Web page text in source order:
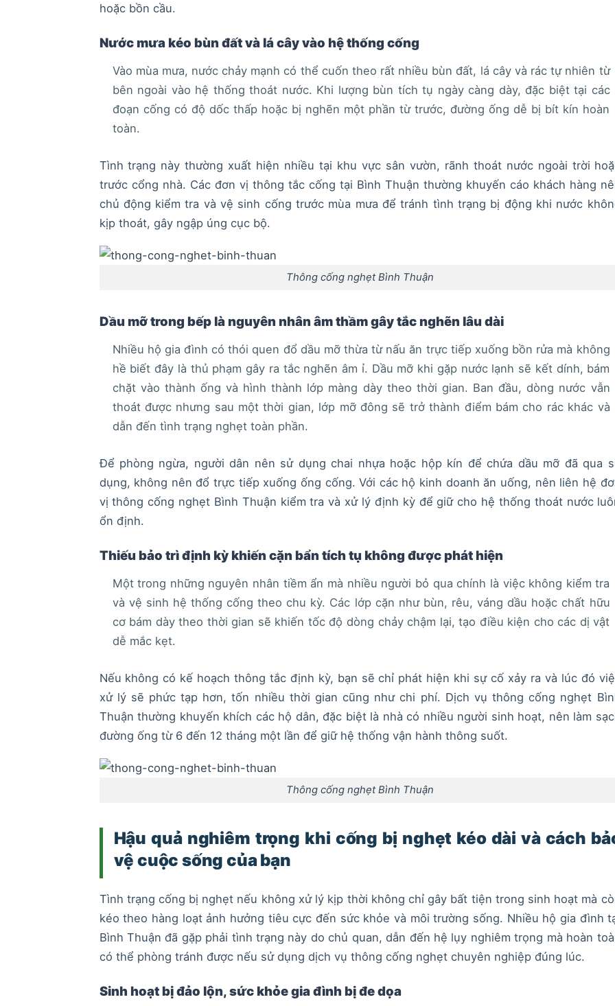
hoặc bồn cầu.
Nước mưa kéo bùn đất và lá cây vào hệ thống cống
Vào mùa mưa, nước chảy mạnh có thể cuốn theo rất nhiều bùn đất, lá cây và rác tự nhiên từ
bên ngoài vào hệ thống thoát nước. Khi lượng bùn tích tụ ngày càng dày, đặc biệt tại các
đoạn cống có độ dốc thấp hoặc bị nghẽn một phần từ trước, đường ống dễ bị bít kín hoàn
toàn.
Tình trạng này thường xuất hiện nhiều tại khu vực sân vườn, rãnh thoát nước ngoài trời
trước cổng nhà. Các đơn vị thông tắc cống tại Bình Thuận thường khuyến cáo khách hàng
chủ động kiểm tra và vệ sinh cống trước mùa mưa để tránh tình trạng bị động khi nước
kịp thoát, gây ngập úng cục bộ.
Thông cống nghẹt Bình Thuận
Dầu mỡ trong bếp là nguyên nhân âm thầm gây tắc nghẽn lâu dài
Nhiều hộ gia đình có thói quen đổ dầu mỡ thừa từ nấu ăn trực tiếp xuống bồn rửa mà không
hề biết đây là thủ phạm gây ra tắc nghẽn âm ỉ. Dầu mỡ khi gặp nước lạnh sẽ kết dính, bám
chặt vào thành ống và hình thành lớp màng dày theo thời gian. Ban đầu, dòng nước vẫn
thoát được nhưng sau một thời gian, lớp mỡ đông sẽ trở thành điểm bám cho rác khác và
dẫn đến tình trạng nghẹt toàn phần.
Để phòng ngừa, người dân nên sử dụng chai nhựa hoặc hộp kín để chứa dầu mỡ đã qua
dụng, không nên đổ trực tiếp xuống ống cống. Với các hộ kinh doanh ăn uống, nên liên hệ
vị thông cống nghẹt Bình Thuận kiểm tra và xử lý định kỳ để giữ cho hệ thống thoát nước
ổn định.
Thiếu bảo trì định kỳ khiến cặn bẩn tích tụ không được phát hiện
Một trong những nguyên nhân tiềm ẩn mà nhiều người bỏ qua chính là việc không kiểm tra
và vệ sinh hệ thống cống theo chu kỳ. Các lớp cặn như bùn, rêu, váng dầu hoặc chất hữu
cơ bám dày theo thời gian sẽ khiến tốc độ dòng chảy chậm lại, tạo điều kiện cho các dị vật
dễ mắc kẹt.
Nếu không có kế hoạch thông tắc định kỳ, bạn sẽ chỉ phát hiện khi sự cố xảy ra và lúc đó
xử lý sẽ phức tạp hơn, tốn nhiều thời gian cũng như chi phí. Dịch vụ thông cống nghẹt
Thuận thường khuyến khích các hộ dân, đặc biệt là nhà có nhiều người sinh hoạt, nên làm
đường ống từ 6 đến 12 tháng một lần để giữ hệ thống vận hành thông suốt.
Thông cống nghẹt Bình Thuận
Hậu quả nghiêm trọng khi cống bị nghẹt kéo dài và cách
vệ cuộc sống của bạn
Tình trạng cống bị nghẹt nếu không xử lý kịp thời không chỉ gây bất tiện trong sinh hoạt mà
kéo theo hàng loạt ảnh hưởng tiêu cực đến sức khỏe và môi trường sống. Nhiều hộ gia đình
Bình Thuận đã gặp phải tình trạng này do chủ quan, dẫn đến hệ lụy nghiêm trọng mà hoàn
có thể phòng tránh được nếu sử dụng dịch vụ thông cống nghẹt chuyên nghiệp đúng lúc.
Sinh hoạt bị đảo lộn, sức khỏe gia đình bị đe dọa